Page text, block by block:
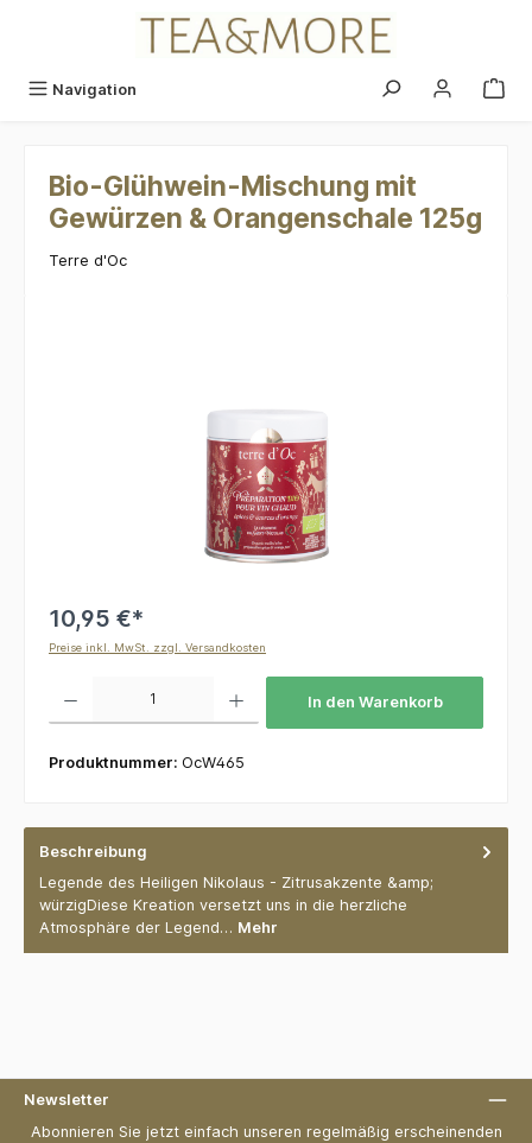
Navigation
Bio-Glühwein-Mischung mit
Gewürzen & Orangenschale 125g
Terre d'Oc
10,95 €*
Preise inkl. MwSt. zzgl. Versandkosten
In den Warenkorb
Produktnummer: OcW465
Beschreibung
Legende des Heiligen Nikolaus - Zitrusakzente &amp;
würzigDiese Kreation versetzt uns in die herzliche
Atmosphäre der Legend… Mehr
Newsletter
Abonnieren Sie jetzt einfach unseren regelmäßig erscheinenden